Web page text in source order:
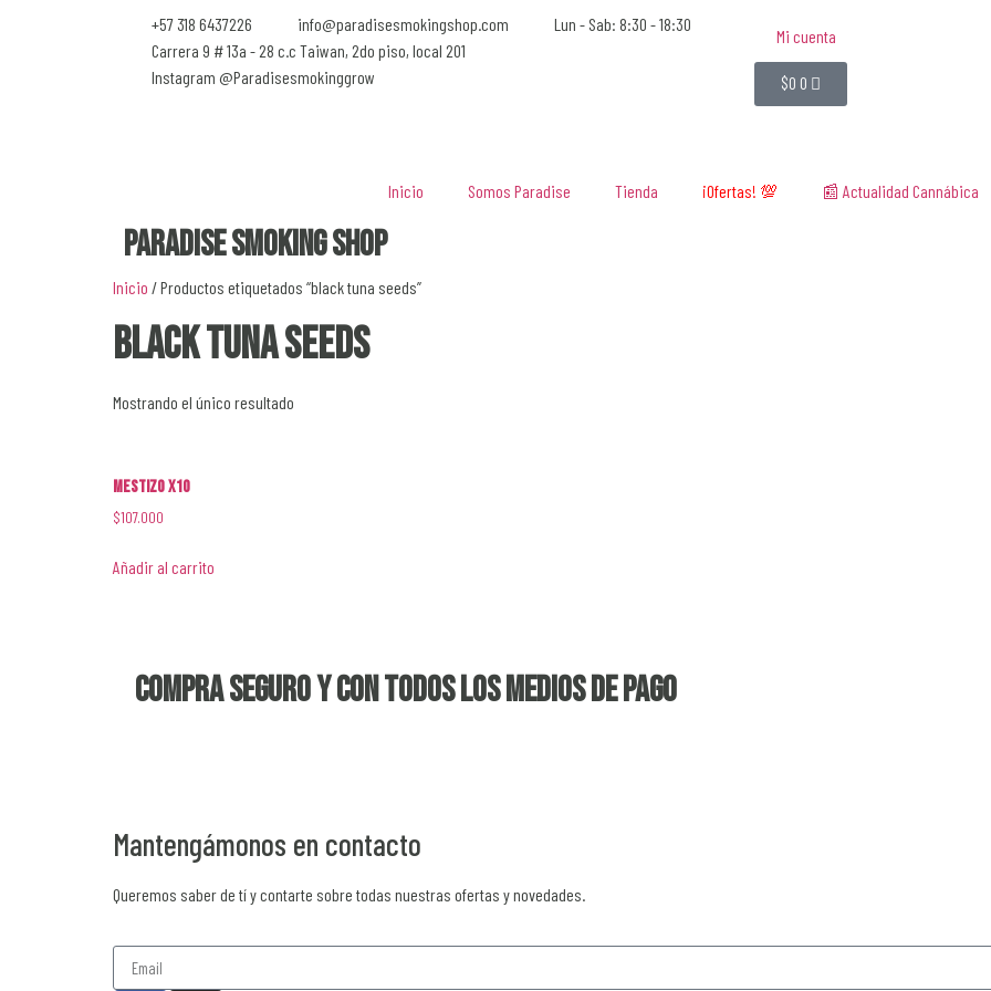
+57 318 6437226 info@paradisesmokingshop.com
Lun - Sab: 8:30 - 18:30
Carrera 9 # 13a - 28 c.c Taiwan, 2do piso, local 201
Instagram @Paradisesmokinggrow
Mi cuenta
$0 0
Inicio Somos Paradise Tienda ¡Ofertas! 💯 📰 Actualidad Cannábica
Paradise Smoking Shop
Inicio / Productos etiquetados “black tuna seeds”
black tuna seeds
Mostrando el único resultado
Mestizo x10
$107.000
Añadir al carrito
Compra seguro y con todos los medios de pago
Mantengámonos en contacto
Queremos saber de tí y contarte sobre todas nuestras ofertas y novedades.